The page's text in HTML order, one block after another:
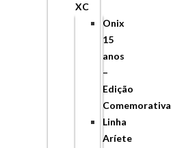
XC
Onix
15
anos
–
Edição
Comemorativa
Linha
Aríete